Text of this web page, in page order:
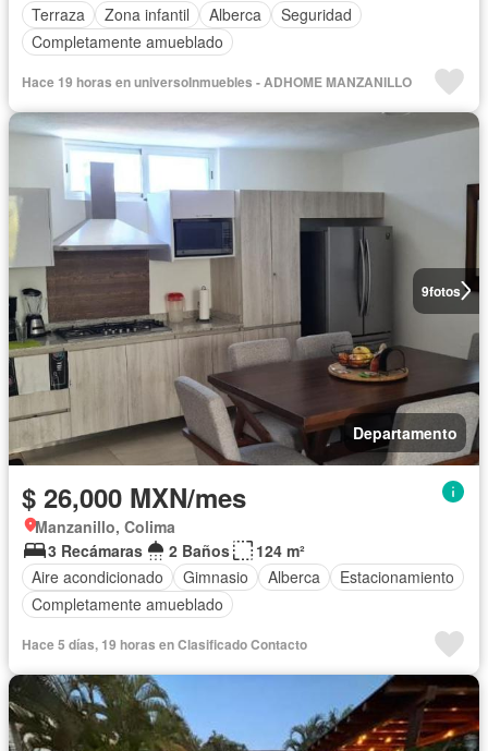
Terraza
Zona infantil Alberca
Seguridad
Completamente amueblado
Hace 19 horas en universoInmuebles - ADHOME MANZANILLO
9fotos
Departamento
$ 26,000 MXN/mes
Manzanillo, Colima
3 Recámaras
2 Baños
124 m²
Aire acondicionado
Gimnasio Alberca
Estacionamiento
Completamente amueblado
Hace 5 días, 19 horas en Clasificado Contacto